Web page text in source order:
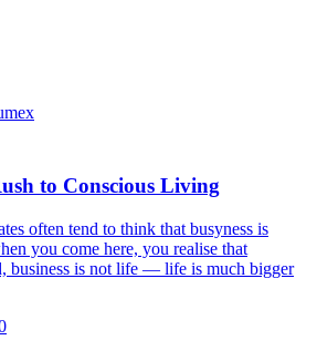
to Conscious Living
often tend to think that busyness is
you come here, you realise that
business is not life — life is much bigger